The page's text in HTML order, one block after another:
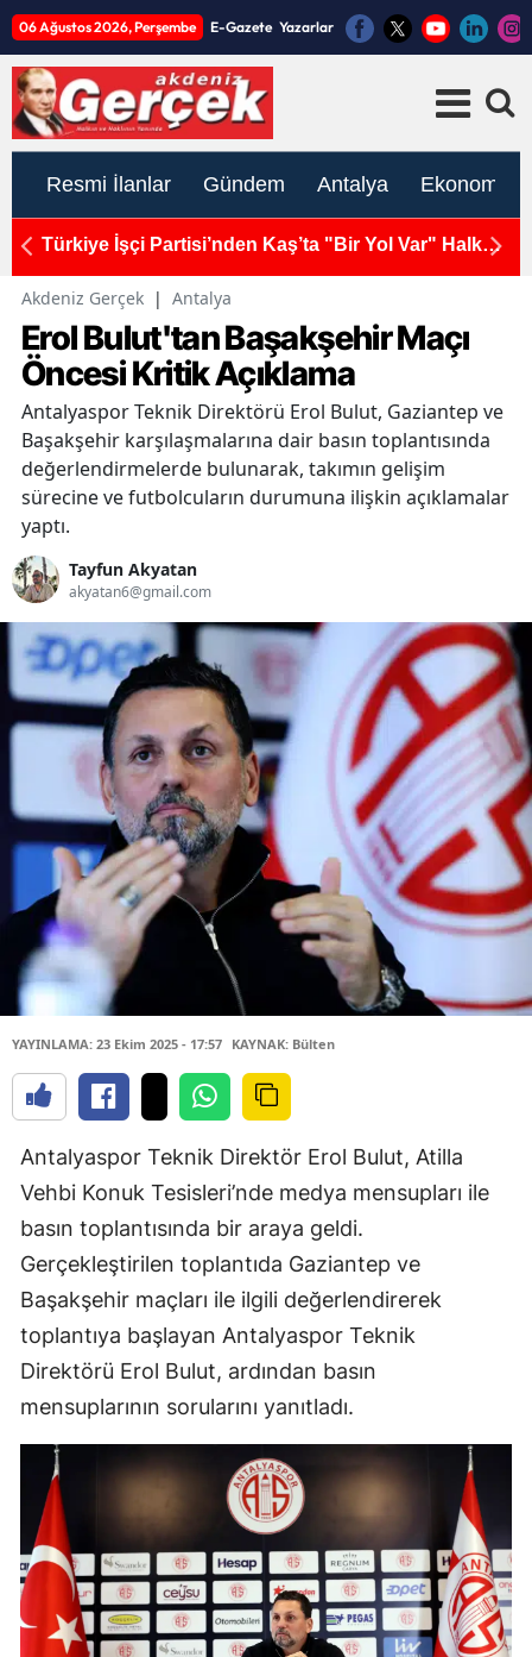
06 Ağustos 2026, Perşembe E-Gazete Yazarlar
Resmi İlanlar Gündem Antalya Ekonomi
Türkiye İşçi Partisi’nden Kaş’ta "Bir Yol Var" Halk
Akdeniz Gerçek | Antalya
Erol Bulut'tan Başakşehir Maçı
Öncesi Kritik Açıklama
Antalyaspor Teknik Direktörü Erol Bulut, Gaziantep ve
Başakşehir karşılaşmalarına dair basın toplantısında
değerlendirmelerde bulunarak, takımın gelişim
sürecine ve futbolcuların durumuna ilişkin açıklamalar
yaptı.
Tayfun Akyatan
akyatan6@gmail.com
YAYINLAMA: 23 Ekim 2025 - 17:57 KAYNAK: Bülten
Antalyaspor Teknik Direktör Erol Bulut, Atilla
Vehbi Konuk Tesisleri’nde medya mensupları ile
basın toplantısında bir araya geldi.
Gerçekleştirilen toplantıda Gaziantep ve
Başakşehir maçları ile ilgili değerlendirerek
toplantıya başlayan Antalyaspor Teknik
Direktörü Erol Bulut, ardından basın
mensuplarının sorularını yanıtladı.